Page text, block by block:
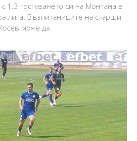
1:3 гостуването си на Монтана в
лига. Възпитаниците на старши
може да